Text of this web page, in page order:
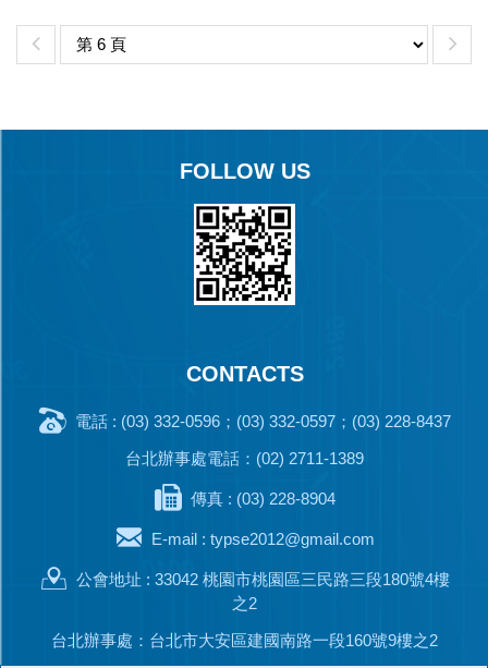
FOLLOW US
CONTACTS
電話 : (03) 332-0596；(03) 332-0597；(03) 228-8437
台北辦事處電話：(02) 2711-1389
傳真 : (03) 228-8904
E-mail : typse2012@gmail.com
公會地址 : 33042 桃園市桃園區三民路三段180號4樓
之2
台北辦事處：台北市大安區建國南路一段160號9樓之2